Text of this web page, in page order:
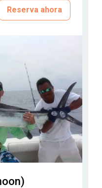
Reserva ahora